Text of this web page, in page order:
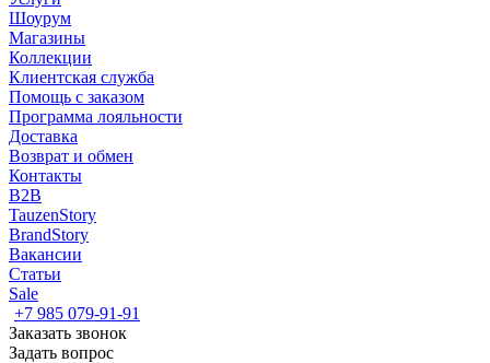
Шоурум
Магазины
Коллекции
Клиентская служба
Помощь с заказом
Программа лояльности
Доставка
Возврат и обмен
Контакты
B2B
TauzenStory
BrandStory
Вакансии
Статьи
Sale
+7 985 079-91-91
Заказать звонок
Задать вопрос